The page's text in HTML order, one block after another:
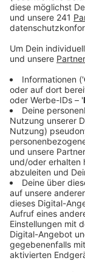
Über 100
Wahl jetzt
auf Rang 2.
Bei der
vornweg
Die SPD auf
Grünen 18%.
Bei der
26% und führt
Stand 20 Uhr:
Mittlerweile